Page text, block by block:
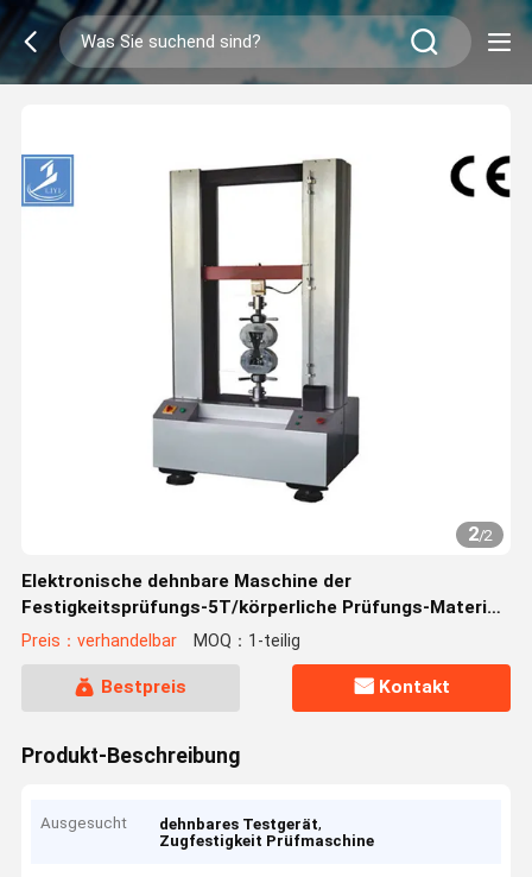
2/2
Elektronische dehnbare Maschine der
Festigkeitsprüfungs-5T/körperliche Prüfungs-Material-
Prüfmaschinen
Preis：verhandelbar MOQ：1-teilig
Bestpreis Kontakt
Produkt-Beschreibung
Ausgesucht dehnbares Testgerät,
Zugfestigkeit Prüfmaschine